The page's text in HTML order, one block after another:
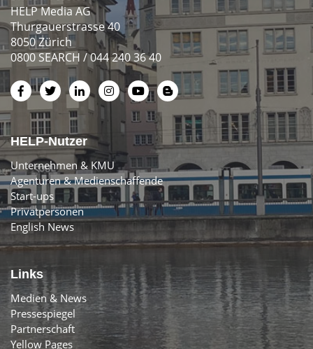
HELP Media AG
Thurgauerstrasse 40
8050 Zürich
0800 SEARCH / 044 240 36 40
HELP-Nutzer
Unternehmen & KMU
Agenturen & Medienschaffende
Start-ups
Privatpersonen
English News
Links
Medien & News
Pressespiegel
Partnerschaft
Yellow Pages